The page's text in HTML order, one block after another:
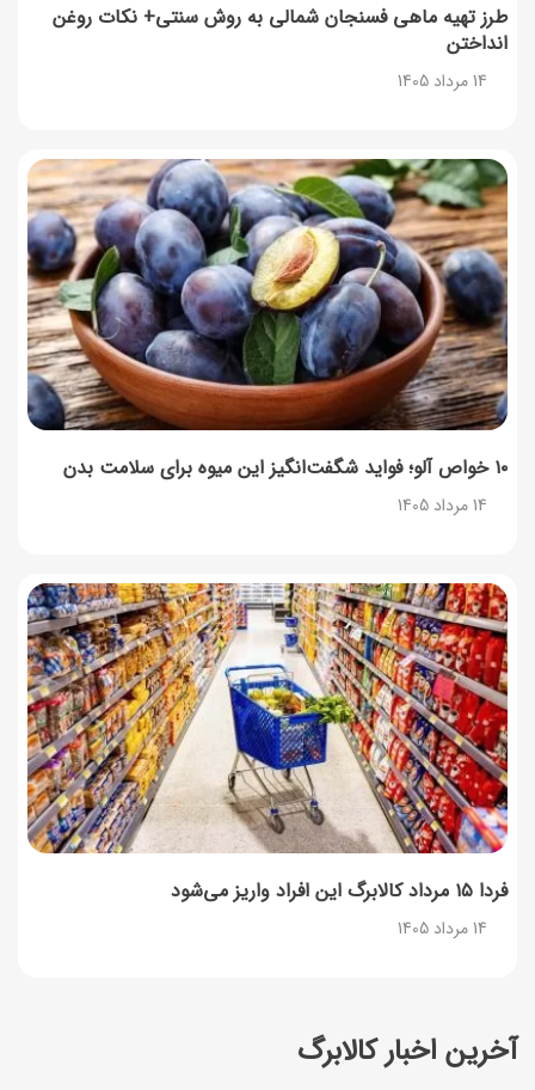
آخرین اخبار کالابرگ
طرز تهیه ماهی فسنجان شمالی به روش سنتی+ نکات روغن
انداختن
14 مرداد 1405
۱۰ خواص آلو؛ فواید شگفت‌انگیز این میوه برای سلامت بدن
14 مرداد 1405
فردا ۱۵ مرداد کالابرگ این افراد واریز می‌شود
14 مرداد 1405